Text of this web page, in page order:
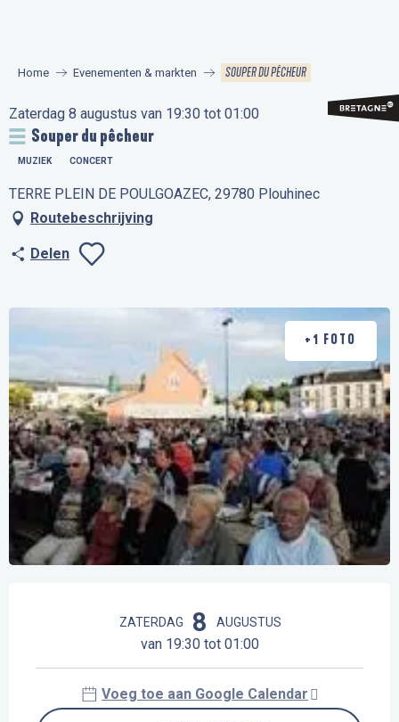
principal
Home Evenementen & markten SOUPER DU PÊCHEUR
Zaterdag 8 augustus van 19:30 tot 01:00
Souper du pêcheur
MUZIEK CONCERT
TERRE PLEIN DE POULGOAZEC, 29780 Plouhinec
Routebeschrijving
Delen
+1 FOTO
ZATERDAG 8 AUGUSTUS
van 19:30 tot 01:00
Voeg toe aan Google Calendar